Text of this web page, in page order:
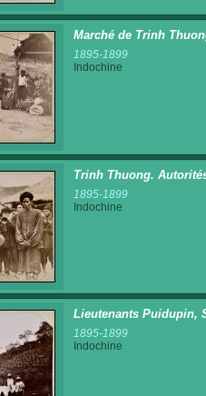
Marché de Trinh
1895-1899
Indochine
Trinh Thuong.
1895-1899
Indochine
Lieutenants Puidupin,
1895-1899
Indochine